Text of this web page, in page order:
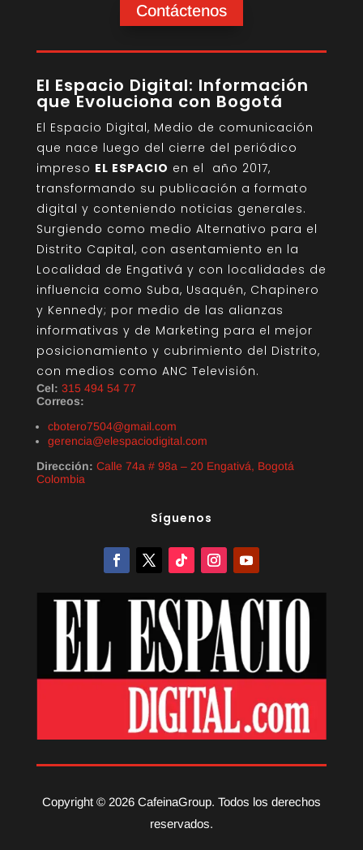
Contáctenos
El Espacio Digital: Información
que Evoluciona con Bogotá
El Espacio Digital, Medio de comunicación
que nace luego del cierre del periódico
impreso EL ESPACIO en el año 2017,
transformando su publicación a formato
digital y conteniendo noticias generales.
Surgiendo como medio Alternativo para el
Distrito Capital, con asentamiento en la
Localidad de Engativá y con localidades de
influencia como Suba, Usaquén, Chapinero
y Kennedy; por medio de las alianzas
informativas y de Marketing para el mejor
posicionamiento y cubrimiento del Distrito,
con medios como ANC Televisión.
Cel: 315 494 54 77
Correos:
cbotero7504@gmail.com
gerencia@elespaciodigital.com
Dirección: Calle 74a # 98a – 20 Engativá, Bogotá
Colombia
Síguenos
Copyright © 2026 CafeinaGroup. Todos los derechos
reservados.